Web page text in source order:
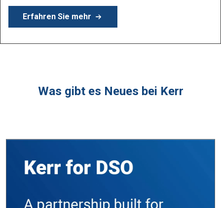
Was gibt es Neues bei Kerr